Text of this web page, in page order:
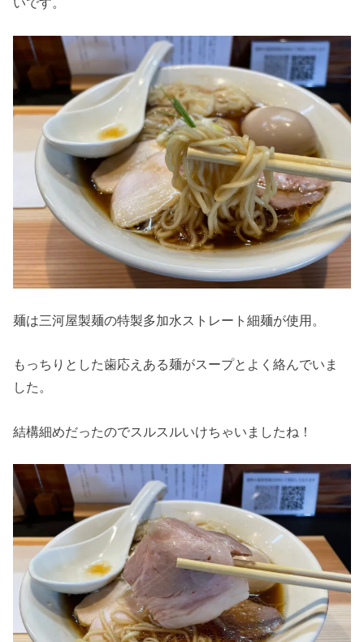
麺は三河屋製麺の特製多加水ストレート細麺が使用。
もっちりとした歯応えある麺がスープとよく絡んでいま
した。
結構細めだったのでスルスルいけちゃいましたね！